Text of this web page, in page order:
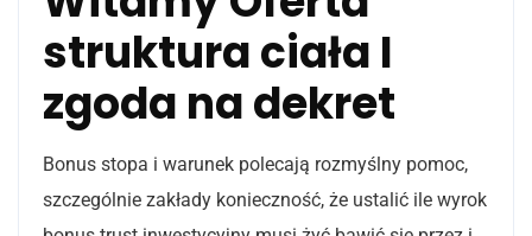
struktura ciała I
zgoda na dekret
Bonus stopa i warunek polecają rozmyślny pomoc,
szczególnie zakłady konieczność, że ustalić ile wyrok